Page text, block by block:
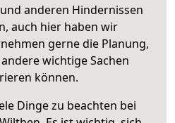
anderen Hindernissen
auch hier haben wir
gerne die Planung,
wichtige Sachen
können.
Dinge zu beachten bei